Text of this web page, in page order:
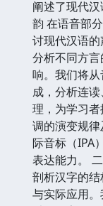
阐述了现代
韵 在语音部
讨现代汉语
分析不同方
响。我们将
成，分析连
理，为学习
调的演变规
际音标（IPA
表达能力。
剖析汉字的
与实际应用